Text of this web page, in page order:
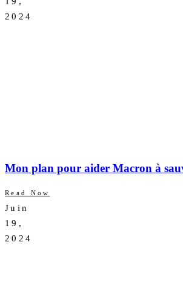
2024
Mon plan pour aider Macron à
Read Now
Juin
19,
2024